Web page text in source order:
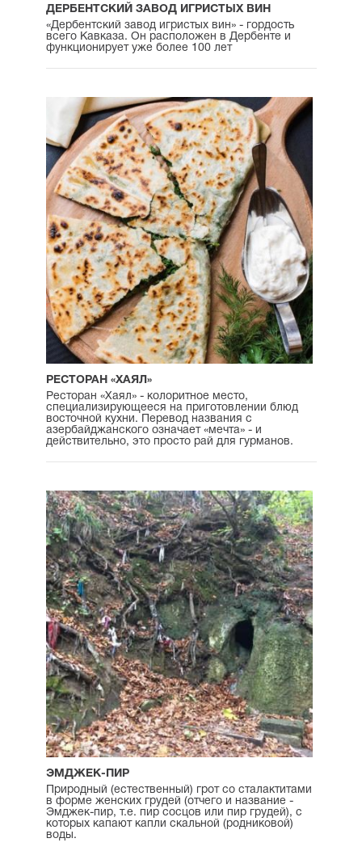
ДЕРБЕНТСКИЙ ЗАВОД ИГРИСТЫХ ВИН
«Дербентский завод игристых вин» - гордость
всего Кавказа. Он расположен в Дербенте и
функционирует уже более 100 лет
РЕСТОРАН «ХАЯЛ»
Ресторан «Хаял» - колоритное место,
специализирующееся на приготовлении блюд
восточной кухни. Перевод названия с
азербайджанского означает «мечта» - и
действительно, это просто рай для гурманов.
ЭМДЖЕК-ПИР
Природный (естественный) грот со сталактитами
в форме женских грудей (отчего и название -
Эмджек-пир, т.е. пир сосцов или пир грудей), с
которых капают капли скальной (родниковой)
воды.